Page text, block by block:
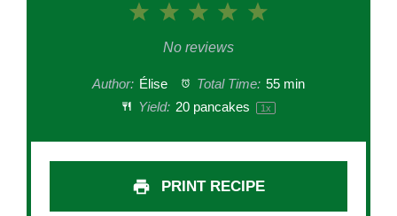
5
4
3
Stars
2
Stars
1
Star
No reviews
Author: Élise Total Time: 55 min
Yield: 20pancakes 1x
PRINT RECIPE